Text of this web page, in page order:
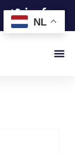
NL